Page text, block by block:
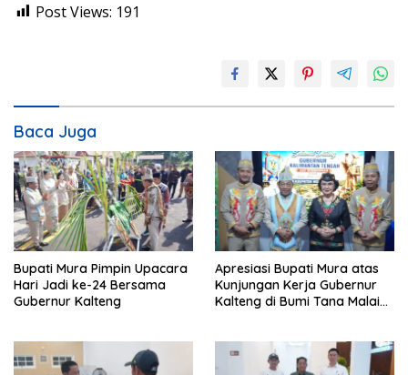
Post Views: 191
Baca Juga
Bupati Mura Pimpin Upacara
Hari Jadi ke-24 Bersama
Gubernur Kalteng
Apresiasi Bupati Mura atas
Kunjungan Kerja Gubernur
Kalteng di Bumi Tana Malai